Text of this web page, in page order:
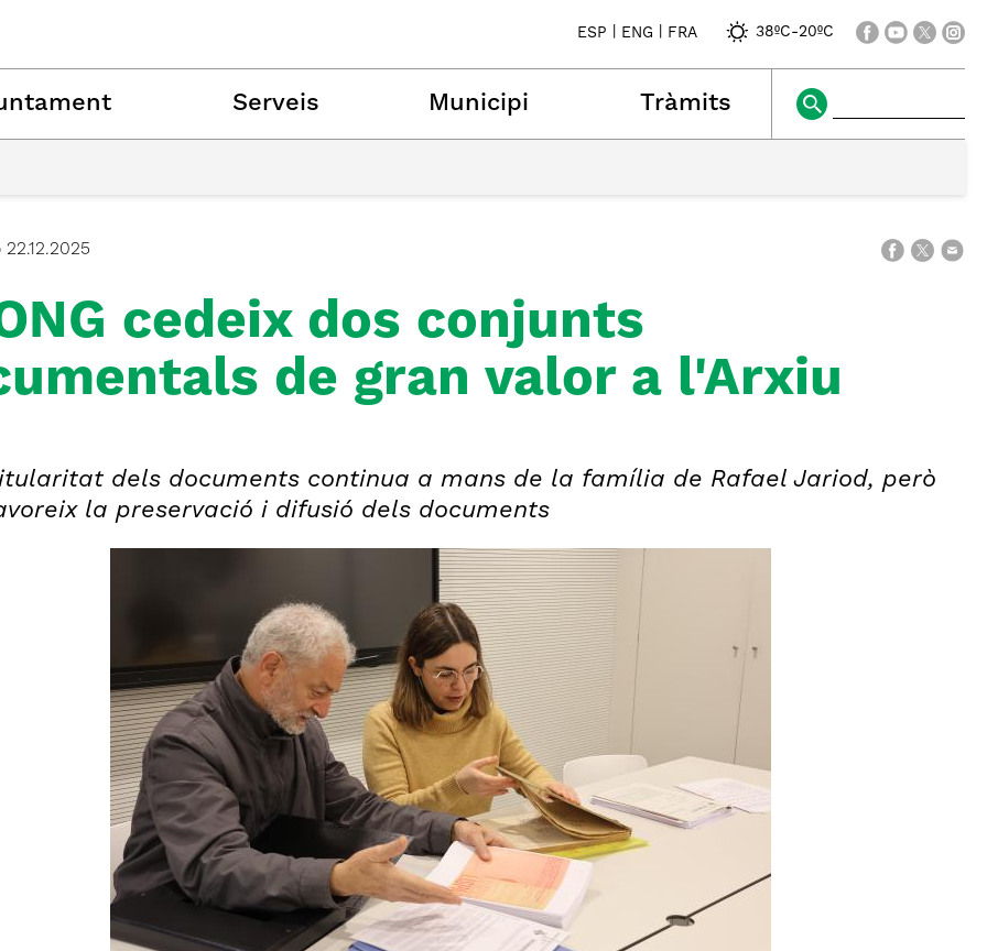
ESP ENG FRA 38ºC-20ºC
Serveis Municipi Tràmits
22.12.2025
cedeix dos conjunts
de gran valor a l'Arxiu
dels documents continua a mans de la família de Rafael Jariod, però
la preservació i difusió dels documents